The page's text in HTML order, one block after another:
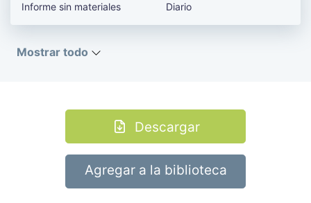
Informe sin materiales Diario
Mostrar todo
Descargar
Agregar a la biblioteca